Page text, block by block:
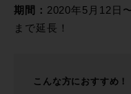
期間： 2020年5月12日
まで延長！
こんな方におすすめ！